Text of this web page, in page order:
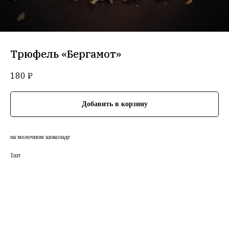
Трюфель «Бергамот»
180 ₽
Добавить в корзину
на молочном шоколаде
1шт